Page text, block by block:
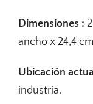
Dimensiones :
ancho x 24,4
Ubicación
industria.